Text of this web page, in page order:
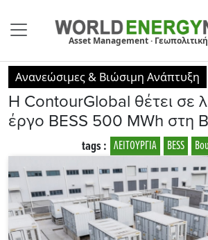
Asset Management ·
Ανανεώσιμες & Βιώσιμη Ανάπτυξη
Η ContourGlobal θέτει σε
έργο ΒESS 500 MWh στη
BESS
ΛΕΙΤΟΥΡΓΙΑ
tags :